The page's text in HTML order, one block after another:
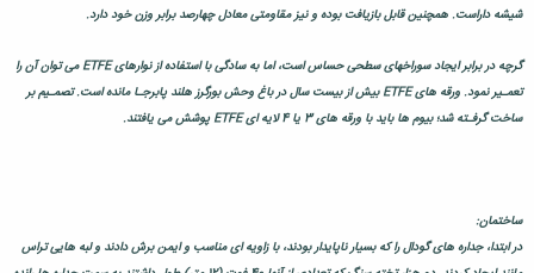
شیشه داراست. همچنین قابل بازیافت بوده و نیز مقاومتی معادل چهارصد برابر وزن خود دارد.
گرچه در برابر ایجاد سوراخهای سطحی حساس است، اما به سادگی با استفاده از نوارهای ETFE می توان آن را
تعمـیر نمود. ورقه های ETFE بیش از بیست سال در باغ وحش بورگرز هلند پابرجـا مانده است. تصمـیم بر
ساخت گرفـته شد؛ بیوم ها باید با ورقه های 3 یا 4 لایه ای ETFE پوشش می یافتند.
ساختمان:
در ابتدا، جداره های گودال را که بسیار ناپایدار بودند، با زاویه ای مناسب و ایمن برش دادند و لبه هایی تراس